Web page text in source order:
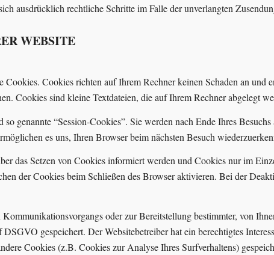
ausdrücklich rechtliche Schritte im Falle der unverlangten
WEBSITE
Cookies. Cookies richten auf Ihrem Rechner keinen Schaden an
Cookies sind kleine Textdateien, die auf Ihrem Rechner abgelegt
genannte “Session-Cookies”. Sie werden nach Ende Ihres
es uns, Ihren Browser beim nächsten Besuch
das Setzen von Cookies informiert werden und Cookies nur im
der Cookies beim Schließen des Browser aktivieren. Bei der
oder zur Bereitstellung bestimmter, von
gespeichert. Der Websitebetreiber hat ein berechtigtes
Cookies (z.B. Cookies zur Analyse Ihres Surfverhaltens)